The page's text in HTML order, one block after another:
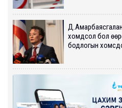
хомдсол бол
бодлогын